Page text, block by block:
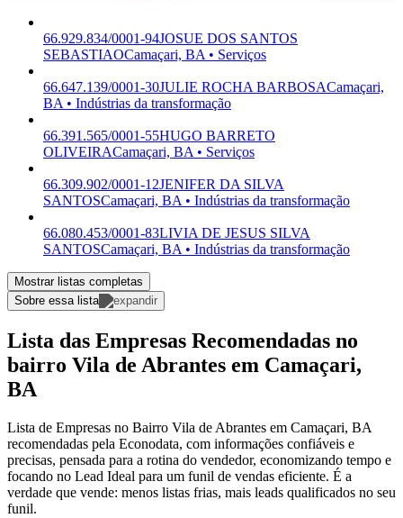
66.929.834/0001-94JOSUE DOS SANTOS
SEBASTIAOCamaçari, BA • Serviços
66.647.139/0001-30JULIE ROCHA BARBOSACamaçari,
BA • Indústrias da transformação
66.391.565/0001-55HUGO BARRETO
OLIVEIRACamaçari, BA • Serviços
66.309.902/0001-12JENIFER DA SILVA
SANTOSCamaçari, BA • Indústrias da transformação
66.080.453/0001-83LIVIA DE JESUS SILVA
SANTOSCamaçari, BA • Indústrias da transformação
Mostrar listas completas
Sobre essa lista
Lista das Empresas Recomendadas no
bairro Vila de Abrantes em Camaçari,
BA
Lista de Empresas no Bairro Vila de Abrantes em Camaçari, BA
recomendadas pela Econodata, com informações confiáveis e
precisas, pensada para a rotina do vendedor, economizando tempo e
focando no Lead Ideal para um funil de vendas eficiente. É a
verdade que vende: menos listas frias, mais leads qualificados no seu
funil.